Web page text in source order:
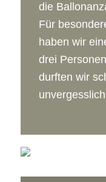
die
Für
haben wir
drei
durften wir